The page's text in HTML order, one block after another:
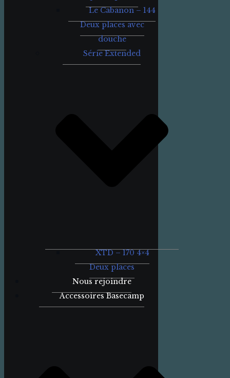
Le Cabanon – 144
Deux places avec
douche
Série Extended
XTD – 170 4×4
Deux places
Nous rejoindre
Accessoires Basecamp